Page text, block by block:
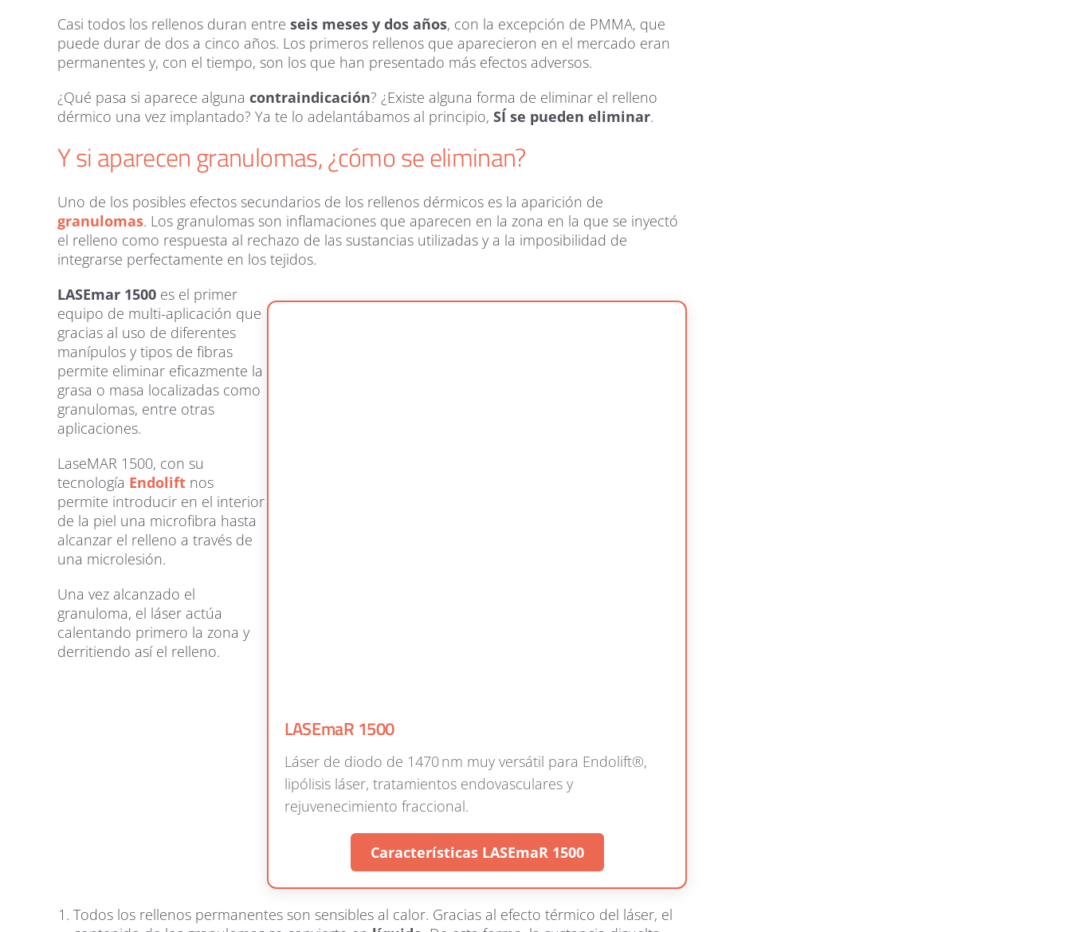
Casi todos los rellenos duran entre seis meses y dos años, con la excepción de PMMA, que
puede durar de dos a cinco años. Los primeros rellenos que aparecieron en el mercado eran
permanentes y, con el tiempo, son los que han presentado más efectos adversos.
¿Qué pasa si aparece alguna contraindicación? ¿Existe alguna forma de eliminar el relleno
dérmico una vez implantado? Ya te lo adelantábamos al principio, SÍ se pueden eliminar.
Y si aparecen granulomas, ¿cómo se eliminan?
Uno de los posibles efectos secundarios de los rellenos dérmicos es la aparición de
granulomas. Los granulomas son inflamaciones que aparecen en la zona en la que se inyectó
el relleno como respuesta al rechazo de las sustancias utilizadas y a la imposibilidad de
integrarse perfectamente en los tejidos.
LASEmar 1500 es el primer
equipo de multi-aplicación que
gracias al uso de diferentes
manípulos y tipos de fibras
permite eliminar eficazmente la
grasa o masa localizadas como
granulomas, entre otras
aplicaciones.
LaseMAR 1500, con su
tecnología Endolift nos
permite introducir en el interior
de la piel una microfibra hasta
alcanzar el relleno a través de
una microlesión.
Una vez alcanzado el
granuloma, el láser actúa
calentando primero la zona y
derritiendo así el relleno.
LASEmaR 1500
Láser de diodo de 1470 nm muy versátil para Endolift®,
lipólisis láser, tratamientos endovasculares y
rejuvenecimiento fraccional.
Características LASEmaR 1500
Todos los rellenos permanentes son sensibles al calor. Gracias al efecto térmico del láser, el